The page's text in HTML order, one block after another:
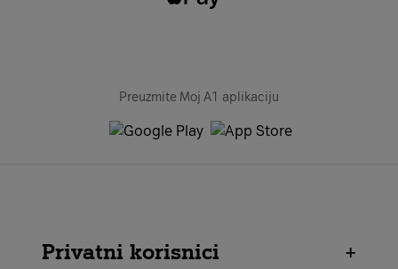
Preuzmite Moj A1 aplikaciju
Privatni korisnici
+